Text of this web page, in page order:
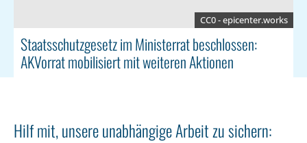
CC0 - epicenter.works
Staatsschutzgesetz im Ministerrat beschlossen:
AKVorrat mobilisiert mit weiteren Aktionen
Hilf mit, unsere unabhängige Arbeit zu sichern: